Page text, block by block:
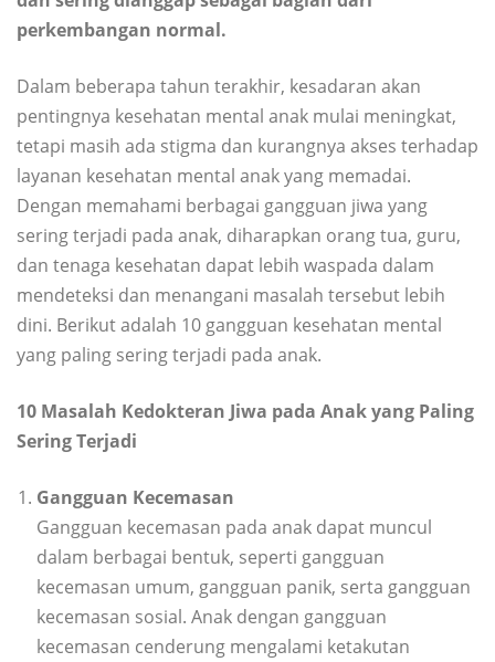
perkembangan normal.
Dalam beberapa tahun terakhir, kesadaran akan
pentingnya kesehatan mental anak mulai meningkat,
tetapi masih ada stigma dan kurangnya akses terhadap
layanan kesehatan mental anak yang memadai.
Dengan memahami berbagai gangguan jiwa yang
sering terjadi pada anak, diharapkan orang tua, guru,
dan tenaga kesehatan dapat lebih waspada dalam
mendeteksi dan menangani masalah tersebut lebih
dini. Berikut adalah 10 gangguan kesehatan mental
yang paling sering terjadi pada anak.
10 Masalah Kedokteran Jiwa pada Anak yang Paling
Sering Terjadi
Gangguan Kecemasan
Gangguan kecemasan pada anak dapat muncul
dalam berbagai bentuk, seperti gangguan
kecemasan umum, gangguan panik, serta gangguan
kecemasan sosial. Anak dengan gangguan
kecemasan cenderung mengalami ketakutan